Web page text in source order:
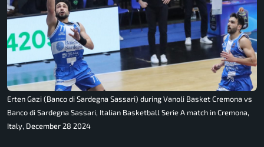
Erten Gazi (Banco di Sardegna Sassari) during Vanoli Basket Cremona vs
Banco di Sardegna Sassari, Italian Basketball Serie A match in Cremona,
Italy, December 28 2024